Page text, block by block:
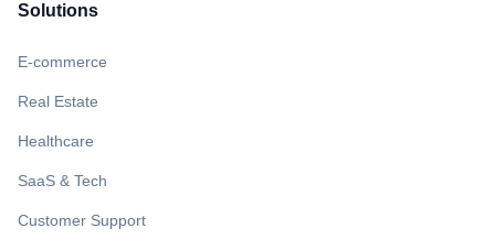
Solutions
E-commerce
Real Estate
Healthcare
SaaS & Tech
Customer Support